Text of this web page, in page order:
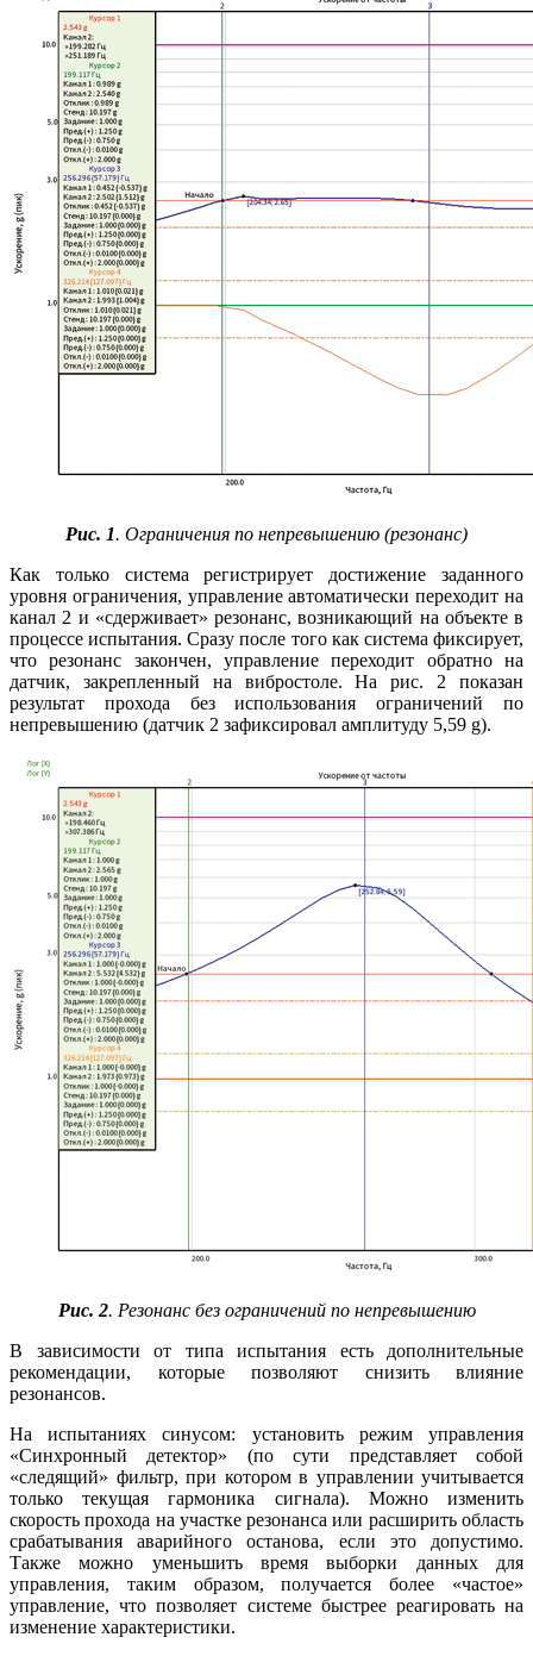
Рис. 1. Ограничения по непревышению (резонанс)
Как только система регистрирует достижение заданного
уровня ограничения, управление автоматически переходит на
канал 2 и «сдерживает» резонанс, возникающий на объекте в
процессе испытания. Сразу после того как система фиксирует,
что резонанс закончен, управление переходит обратно на
датчик, закрепленный на вибростоле. На рис. 2 показан
результат прохода без использования ограничений по
непревышению (датчик 2 зафиксировал амплитуду 5,59 g).
Рис. 2. Резонанс без ограничений по непревышению
В зависимости от типа испытания есть дополнительные
рекомендации, которые позволяют снизить влияние
резонансов.
На испытаниях синусом: установить режим управления
«Синхронный детектор» (по сути представляет собой
«следящий» фильтр, при котором в управлении учитывается
только текущая гармоника сигнала). Можно изменить
скорость прохода на участке резонанса или расширить область
срабатывания аварийного останова, если это допустимо.
Также можно уменьшить время выборки данных для
управления, таким образом, получается более «частое»
управление, что позволяет системе быстрее реагировать на
изменение характеристики.